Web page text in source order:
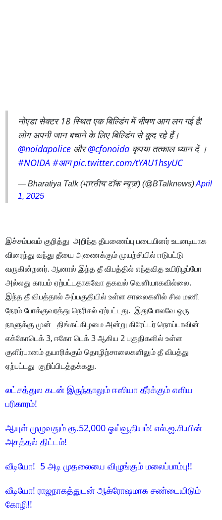
नोएडा सेक्टर 18 स्थित एक बिल्डिंग में भीषण आग लग गई है!
लोग अपनी जान बचाने के लिए बिल्डिंग से कूद रहे हैं।
@noidapolice और@cfonoida कृपया तत्काल ध्यान दें ।
#NOIDA #आग pic.twitter.com/tYAU1hsyUC
— Bharatiya Talk (भारतीय टॉक न्यूज़) (@BTalknews)April
1, 2025
இச்சம்பவம் குறித்து அறிந்த தீயணைப்பு படையினர் உடனடியாக
விரைந்து வந்து தீயை அணைக்கும் முயற்சியில் ஈடுபட்டு
வருகின்றனர். ஆனால் இந்த தீ விபத்தில் எந்தவித உயிரிழப்போ
அல்லது காயம் ஏற்பட்டதாகவோ தகவல் வெளியாகவில்லை.
இந்த தீ விபத்தால் அப்பகுதியில் உள்ள சாலைகளில் சில மணி
நேரம் போக்குவரத்து நெரிசல் ஏற்பட்டது. இதுபோலவே ஒரு
நாளுக்கு முன் திங்கட்கிழமை அன்று கிரேட்டர் நொய்டாவின்
எக்கோடெக் 3, ஈகோ டெக் 3 ஆகிய 2 பகுதிகளில் உள்ள
குளிர்பானம் தயாரிக்கும் தொழிற்சாலைகளிலும் தீ விபத்து
ஏற்பட்டது குறிப்பிடத்தக்கது.
லட்சத்துல கடன் இருந்தாலும் ஈஸியா தீர்க்கும் எளிய
பரிகாரம்!
ஆயுள் முழுவதும் ரூ.52,000 ஓய்வூதியம்! எல்.ஐ.சி.யின்
அசத்தல் திட்டம்!
வீடியோ! 5 அடி முதலையை விழுங்கும் மலைப்பாம்பு!!
வீடியோ! ராஜநாகத்துடன் ஆக்ரோஷமாக சண்டையிடும்
கோழி!!